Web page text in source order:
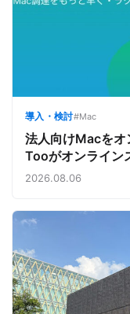
導入・検討#Mac
法人向けMacをオ
Tooがオンライン
扱いをスタート。
2026.08.06